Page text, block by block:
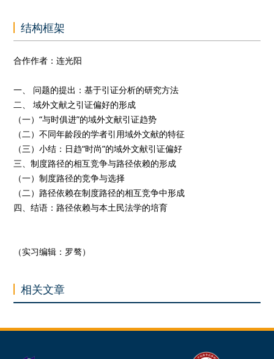
结构框架
合作作者：连光阳
一、 问题的提出：基于引证分析的研究方法
二、 域外文献之引证偏好的形成
（一）“与时俱进”的域外文献引证趋势
（二）不同年龄段的学者引用域外文献的特征
（三）小结：日趋“时尚”的域外文献引证偏好
三、制度路径的相互竞争与路径依赖的形成
（一）制度路径的竞争与选择
（二）路径依赖在制度路径的相互竞争中形成
四、结语：路径依赖与本土民法学的培育
（实习编辑：罗骜）
相关文章